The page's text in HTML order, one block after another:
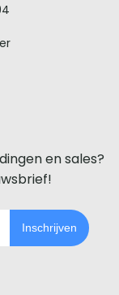
en sales?
Inschrijven